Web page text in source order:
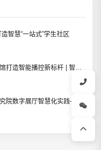
智慧“一站式”学生社区